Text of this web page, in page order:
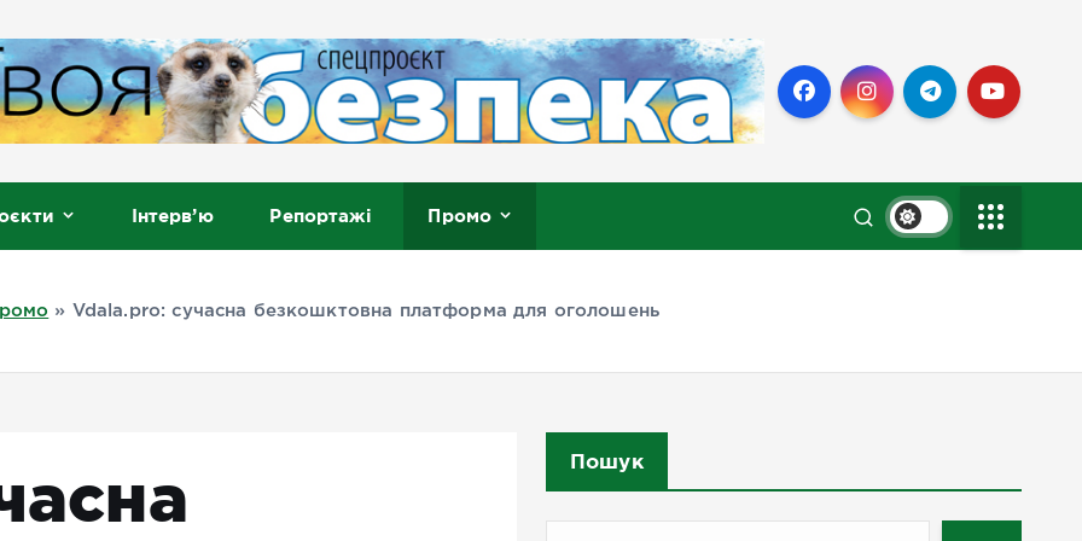
Інтерв’ю Репортажі Промо
» Vdala.pro: сучасна безкошктовна платформа для оголошень
Пошук